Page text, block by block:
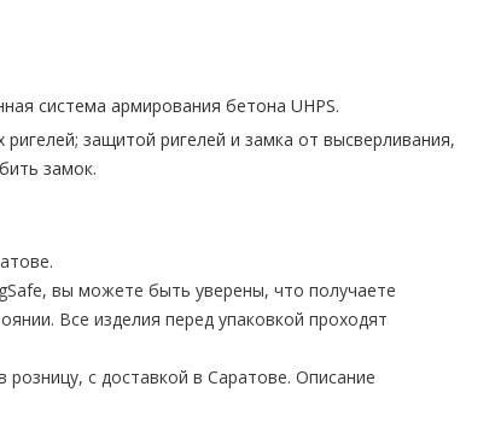
система армирования бетона UHPS.
защитой ригелей и замка от высверливания,
замок.
вы можете быть уверены, что получаете
Все изделия перед упаковкой проходят
с доставкой в Саратове. Описание